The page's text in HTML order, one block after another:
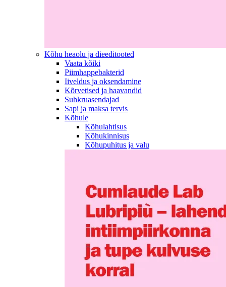
Kõhu heaolu ja dieeditooted
Vaata kõiki
Piimhappebakterid
Iiveldus ja oksendamine
Kõrvetised ja haavandid
Suhkruasendajad
Sapi ja maksa tervis
Kõhule
Kõhulahtisus
Kõhukinnisus
Kõhupuhitus ja valu